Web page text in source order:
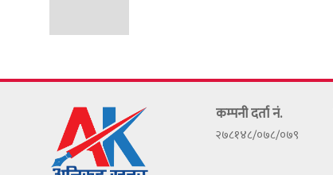
कम्पनी दर्ता नं.
२७८१४८/०७८/०७९